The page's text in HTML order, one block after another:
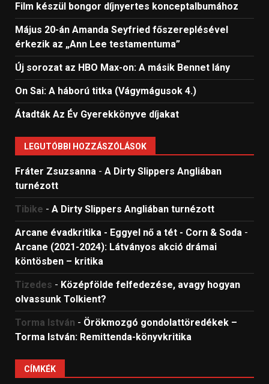
Film készül bongor díjnyertes konceptalbumához
Május 20-án Amanda Seyfried főszereplésével
érkezik az „Ann Lee testamentuma”
Új sorozat az HBO Max-on: A másik Bennet lány
On Sai: A ​háború titka (Vágymágusok 4.)
Átadták Az Év Gyerekkönyve díjakat
LEGUTÓBBI HOZZÁSZÓLÁSOK
Fráter Zsuzsanna - A Dirty Slippers Angliában
turnézott
Tibike - A Dirty Slippers Angliában turnézott
Arcane évadkritika - Eggyel nő a tét - Corn & Soda -
Arcane (2021-2024): Látványos akció drámai
köntösben – kritika
Tizedes - Középfölde felfedezése, avagy hogyan
olvassunk Tolkient?
Torma István - Örökmozgó gondolattöredékek –
Torma István: Remittenda-könyvkritika
CÍMKÉK